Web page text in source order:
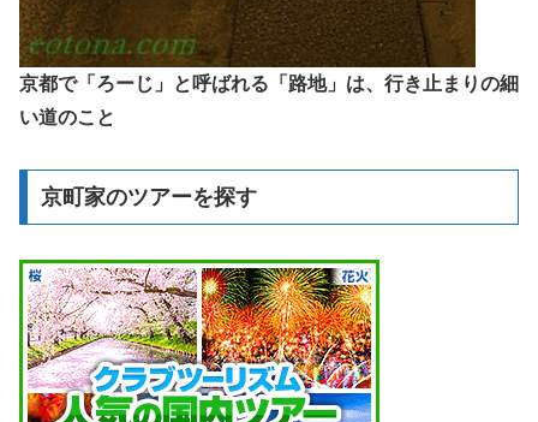
京都で「ろーじ」と呼ばれる「路地」は、行き止まりの細
い道のこと
京町家のツアーを探す